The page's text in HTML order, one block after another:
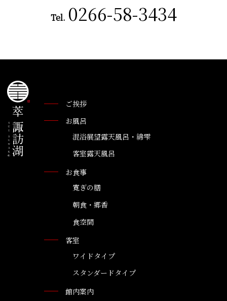
Tel. 0266-58-3434
ご挨拶
お風呂
混浴展望露天風呂・綿雫
客室露天風呂
お食事
寛ぎの膳
朝食・郷香
食空間
客室
ワイドタイプ
スタンダードタイプ
館内案内